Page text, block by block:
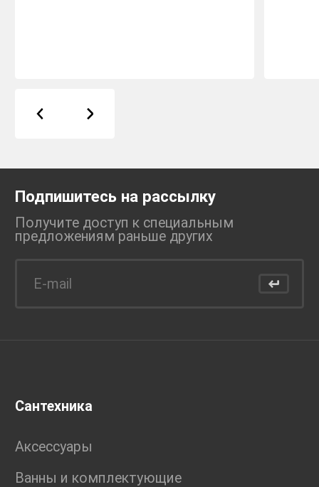
Подпишитесь на рассылку
Получите доступ к специальным
предложениям раньше других
Сантехника
Аксессуары
Ванны и комплектующие